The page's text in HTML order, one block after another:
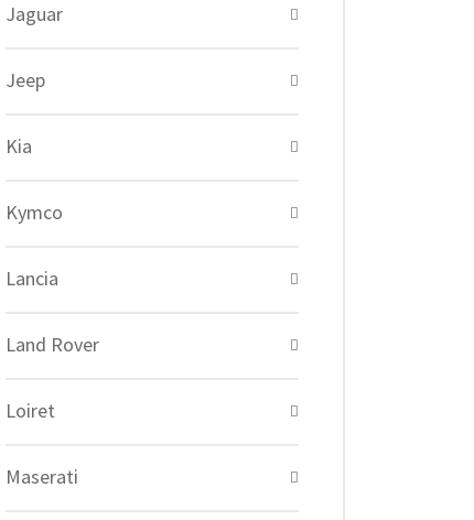
Jaguar
Jeep
Kia
Kymco
Lancia
Land Rover
Loiret
Maserati